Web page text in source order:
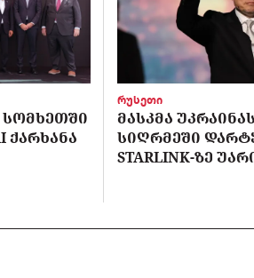
ᲡᲝᲛᲮᲔᲗᲨᲘ
ᲥᲐᲠᲮᲐᲜᲐ
რუსეთი
ᲛᲐᲡᲙᲛᲐ
ᲡᲘᲦᲠᲛᲔᲨᲘ
STARLINK-ᲖᲔ